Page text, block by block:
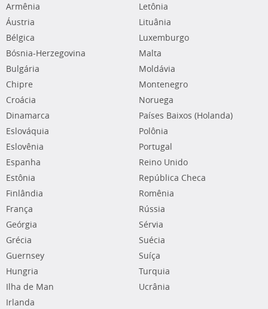
Armênia
Áustria
Bélgica
Bósnia-Herzegovina
Bulgária
Chipre
Croácia
Dinamarca
Eslováquia
Eslovênia
Espanha
Estônia
Finlândia
França
Geórgia
Grécia
Guernsey
Hungria
Ilha de Man
Irlanda
Letônia
Lituânia
Luxemburgo
Malta
Moldávia
Montenegro
Noruega
Países Baixos (Holanda)
Polônia
Portugal
Reino Unido
República Checa
Romênia
Rússia
Sérvia
Suécia
Suíça
Turquia
Ucrânia